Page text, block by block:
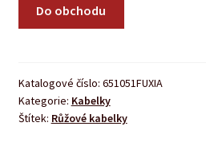
Do obchodu
Katalogové číslo: 651051FUXIA
Kategorie: Kabelky
Štítek: Růžové kabelky